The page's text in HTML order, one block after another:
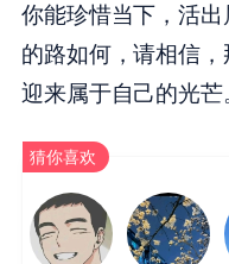
你能珍惜当下，活
的路如何，请相信
迎来属于自己的光芒
猜你喜欢